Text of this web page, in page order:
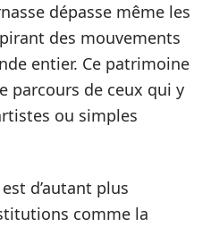
dépasse même les
des mouvements
entier. Ce patrimoine
parcours de ceux qui y
ou simples
d’autant plus
comme la